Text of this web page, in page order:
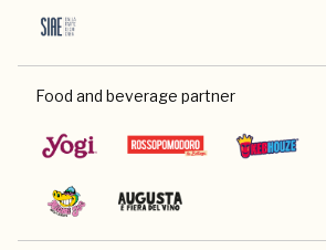
Food and beverage partner